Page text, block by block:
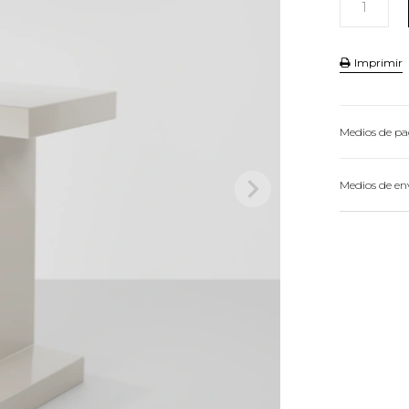

Imprimir
Medios de
Medios de